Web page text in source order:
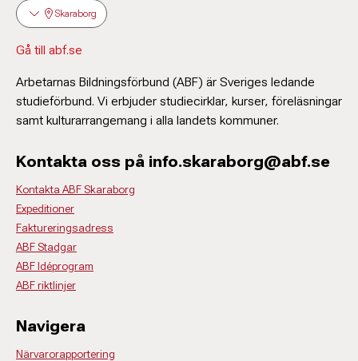
Skaraborg
Gå till abf.se
Arbetarnas Bildningsförbund (ABF) är Sveriges ledande
studieförbund. Vi erbjuder studiecirklar, kurser, föreläsningar
samt kulturarrangemang i alla landets kommuner.
Kontakta oss på info.skaraborg@abf.se
Kontakta ABF Skaraborg
Expeditioner
Faktureringsadress
ABF Stadgar
ABF Idéprogram
ABF riktlinjer
Navigera
Närvarorapportering